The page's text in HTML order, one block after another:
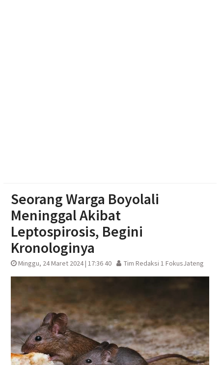
Seorang Warga Boyolali
Meninggal Akibat
Leptospirosis, Begini
Kronologinya
Minggu, 24 Maret 2024 | 17:36 40 Tim Redaksi 1 FokusJateng